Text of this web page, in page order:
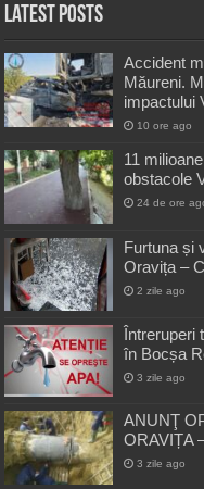
Latest Posts
Accident
Măureni.
impactului
10 ore ago
11
obstacole
24 de ore
Furtuna și
Oravița –
2 zile ago
Întreruperi
în Bocșa
3 zile ago
ANUNŢ
ORAVIȚA
3 zile ago